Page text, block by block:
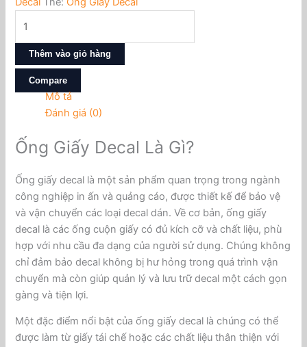
Thêm vào giỏ hàng
Compare
Mô tả
Đánh giá (0)
Ống Giấy Decal Là Gì?
Ống giấy decal là một sản phẩm quan trọng trong ngành
công nghiệp in ấn và quảng cáo, được thiết kế để bảo vệ
và vận chuyển các loại decal dán. Về cơ bản, ống giấy
decal là các ống cuộn giấy có đủ kích cỡ và chất liệu, phù
hợp với nhu cầu đa dạng của người sử dụng. Chúng không
chỉ đảm bảo decal không bị hư hỏng trong quá trình vận
chuyển mà còn giúp quản lý và lưu trữ decal một cách gọn
gàng và tiện lợi.
Một đặc điểm nổi bật của ống giấy decal là chúng có thể
được làm từ giấy tái chế hoặc các chất liệu thân thiện với